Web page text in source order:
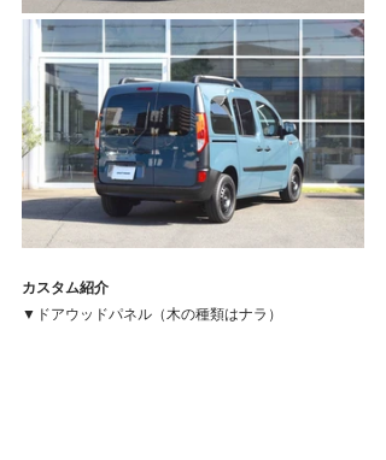
カスタム紹介
▼ドアウッドパネル（木の種類はナラ）